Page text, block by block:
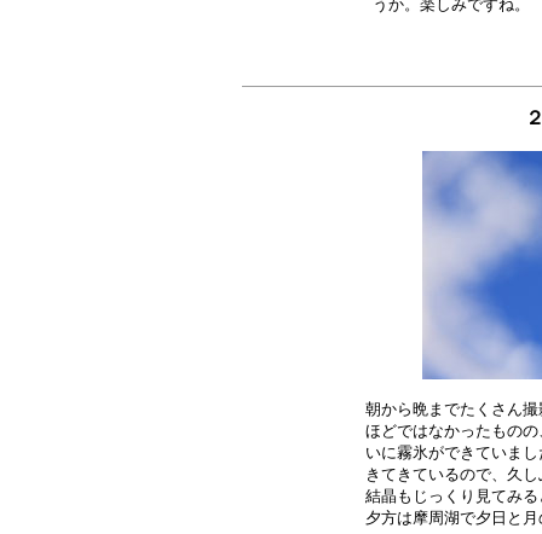
朝から晩までたくさん
ほどではなかったもの
いに霧氷ができていま
きてきているので、久
結晶もじっくり見てみ